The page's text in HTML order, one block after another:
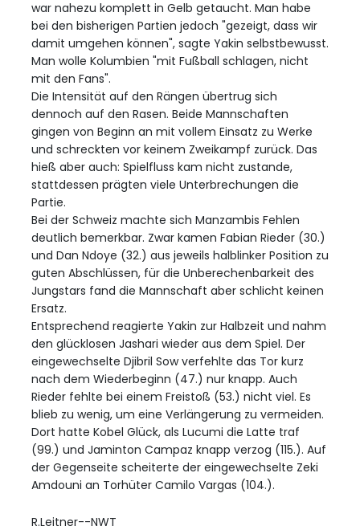
war nahezu komplett in Gelb getaucht. Man habe
bei den bisherigen Partien jedoch "gezeigt, dass wir
damit umgehen können", sagte Yakin selbstbewusst.
Man wolle Kolumbien "mit Fußball schlagen, nicht
mit den Fans".
Die Intensität auf den Rängen übertrug sich
dennoch auf den Rasen. Beide Mannschaften
gingen von Beginn an mit vollem Einsatz zu Werke
und schreckten vor keinem Zweikampf zurück. Das
hieß aber auch: Spielfluss kam nicht zustande,
stattdessen prägten viele Unterbrechungen die
Partie.
Bei der Schweiz machte sich Manzambis Fehlen
deutlich bemerkbar. Zwar kamen Fabian Rieder (30.)
und Dan Ndoye (32.) aus jeweils halblinker Position zu
guten Abschlüssen, für die Unberechenbarkeit des
Jungstars fand die Mannschaft aber schlicht keinen
Ersatz.
Entsprechend reagierte Yakin zur Halbzeit und nahm
den glücklosen Jashari wieder aus dem Spiel. Der
eingewechselte Djibril Sow verfehlte das Tor kurz
nach dem Wiederbeginn (47.) nur knapp. Auch
Rieder fehlte bei einem Freistoß (53.) nicht viel. Es
blieb zu wenig, um eine Verlängerung zu vermeiden.
Dort hatte Kobel Glück, als Lucumi die Latte traf
(99.) und Jaminton Campaz knapp verzog (115.). Auf
der Gegenseite scheiterte der eingewechselte Zeki
Amdouni an Torhüter Camilo Vargas (104.).
R.Leitner--NWT